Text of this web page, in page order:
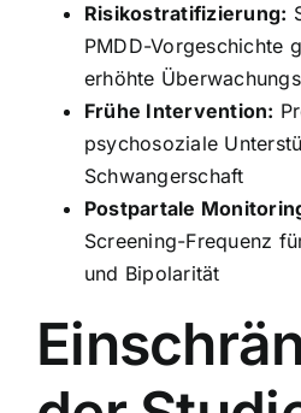
Risikostratifizierung:
PMDD-Vorgeschichte
erhöhte
Frühe Intervention:
psychosoziale
Schwangerschaft
Postpartale
Screening-Frequenz
und Bipolarität